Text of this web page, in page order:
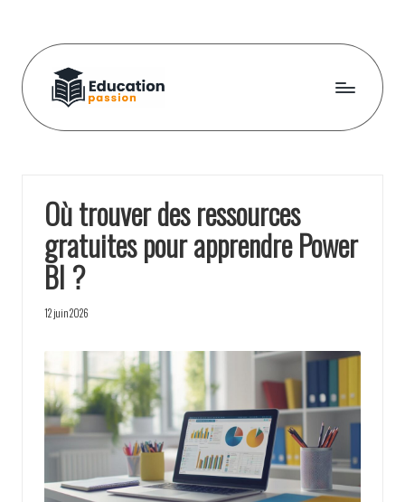
content
E
c
a
t
i
n
p
a
s
Où trouver des ressources
gratuites pour apprendre Power
BI ?
12 juin 2026